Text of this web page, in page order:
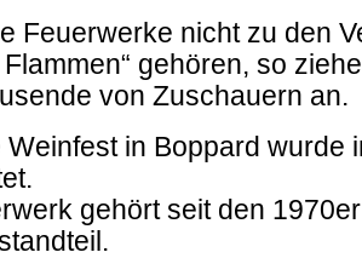
Feuerwerke nicht zu den
gehören, so
von Zuschauern an.
Weinfest in Boppard wurde
gehört seit den